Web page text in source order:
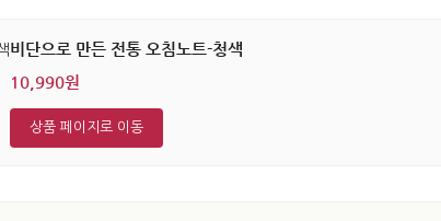
비단으로 만든 전통 오침노트-청색
10,990원
상품 페이지로 이동